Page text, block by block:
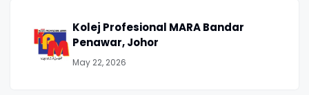
Kolej Profesional MARA Bandar
Penawar, Johor
May 22, 2026